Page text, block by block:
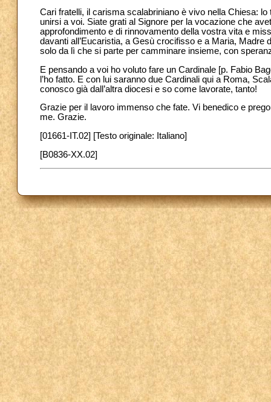
Cari fratelli, il carisma scalabriniano è vivo nella Chiesa:
unirsi a voi. Siate grati al Signore per la vocazione che
approfondimento e di rinnovamento della vostra vita e
davanti all’Eucaristia, a Gesù crocifisso e a Maria,
solo da lì che si parte per camminare insieme, con
E pensando a voi ho voluto fare un Cardinale [p. Fabio
l’ho fatto. E con lui saranno due Cardinali qui a Roma,
conosco già dall’altra diocesi e so come lavorate, tanto!
Grazie per il lavoro immenso che fate. Vi benedico e
me. Grazie.
[01661-IT.02] [Testo originale: Italiano]
[B0836-XX.02]